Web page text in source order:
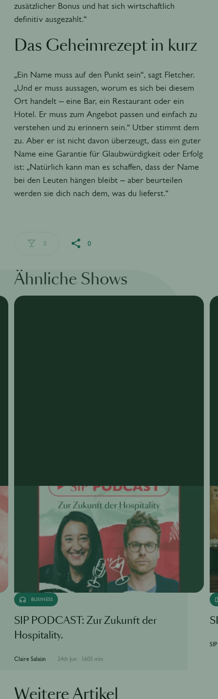
zusätzlicher Bonus und hat sich wirtschaftlich
definitiv ausgezahlt.“
Das Geheimrezept in kurz
„Ein Name muss auf den Punkt sein“, sagt Fletcher.
„Und er muss aussagen, worum es sich bei diesem
Ort handelt – eine Bar, ein Restaurant oder ein
Hotel. Er muss zum Angebot passen und einfach zu
verstehen und zu erinnern sein.“ Utber stimmt dem
zu. Aber er ist nicht davon überzeugt, dass ein guter
Name eine Garantie für Glaubwürdigkeit oder Erfolg
ist: „Natürlich kann man es schaffen, dass der Name
bei den Leuten hängen bleibt – aber beurteilen
werden sie dich nach dem, was du lieferst.“
0 0
Ähnliche Shows
BUSINESS
SIP PODCAST: Zur Zukunft der
Hospitality.
Claire Salaün 24th Jun · 1605 min
Weitere Artikel